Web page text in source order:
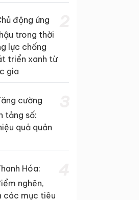
động ứng
trong thời
lực chống
triển xanh từ
gia
cường
tảng số:
quả quản
Hóa:
nghẽn,
các mục tiêu